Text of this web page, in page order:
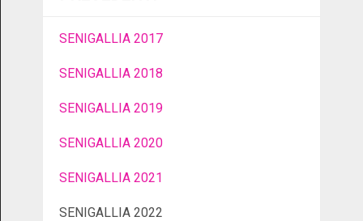
SENIGALLIA 2017
SENIGALLIA 2018
SENIGALLIA 2019
SENIGALLIA 2020
SENIGALLIA 2021
SENIGALLIA 2022